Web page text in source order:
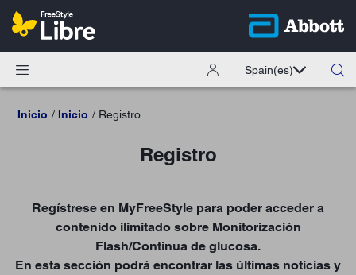
Spain(es)
Inicio Inicio Registro
Registro
Regístrese en MyFreeStyle para poder acceder a
contenido ilimitado sobre Monitorización
Flash/Continua de glucosa.
En esta sección podrá encontrar las últimas noticias y